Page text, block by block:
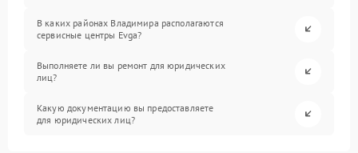
В каких районах Владимира располагаются
сервисные центры Evga?
Выполняете ли вы ремонт для юридических
лиц?
Какую документацию вы предоставляете
для юридических лиц?